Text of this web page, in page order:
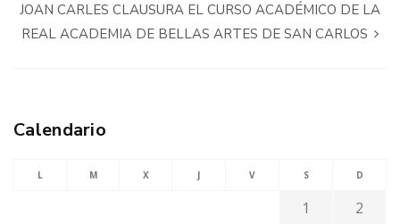
JOAN CARLES CLAUSURA EL CURSO ACADÉMICO DE LA
REAL ACADEMIA DE BELLAS ARTES DE SAN CARLOS
Calendario
L M X J V S D
1
2